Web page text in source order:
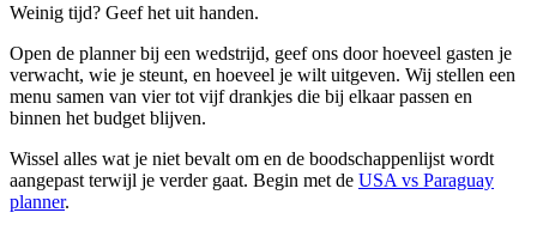
Weinig tijd? Geef het uit handen.
Open de planner bij een wedstrijd, geef ons door hoeveel gasten je
verwacht, wie je steunt, en hoeveel je wilt uitgeven. Wij stellen een
menu samen van vier tot vijf drankjes die bij elkaar passen en
binnen het budget blijven.
Wissel alles wat je niet bevalt om en de boodschappenlijst wordt
aangepast terwijl je verder gaat. Begin met de USA vs Paraguay
planner.